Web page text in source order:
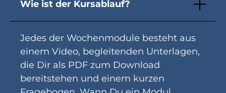
Wie ist der Kursablauf?
Jedes der Wochenmodule besteht aus
einem Video, begleitenden Unterlagen,
die Dir als PDF zum Download
bereitstehen und einem kurzen